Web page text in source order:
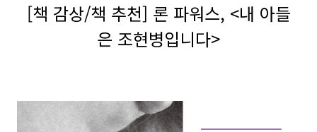
[책 감상/책 추천] 론 파워스, <내 아들
은 조현병입니다>